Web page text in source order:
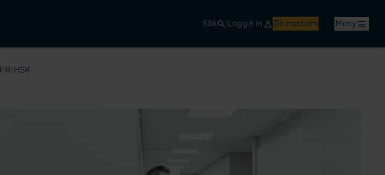
Sök
Logga in Bli medlem Meny
FRIHSK